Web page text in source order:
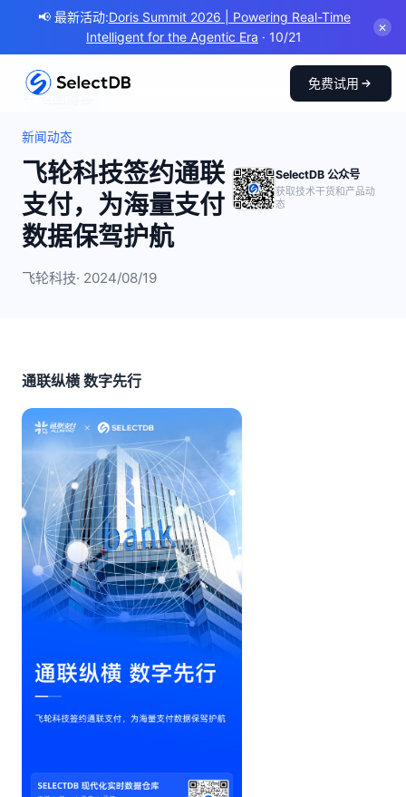
📢 最新活动:Doris Summit 2026 | Powering Real-Time
Intelligent for the Agentic Era · 10/21
✕
免费试用
← 返回博客
新闻动态
飞轮科技签约通联
支付，为海量支付
数据保驾护航
飞轮科技· 2024/08/19
SelectDB 公众号
获取技术干货和产品动
态
通联纵横 数字先行